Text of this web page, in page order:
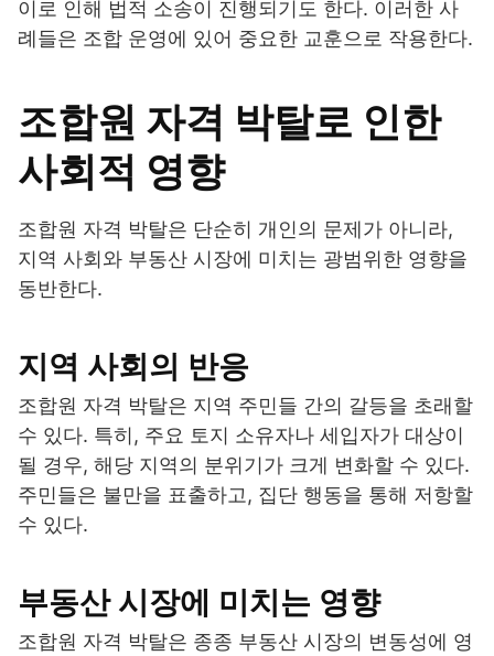
이로 인해 법적 소송이 진행되기도 한다. 이러한 사
례들은 조합 운영에 있어 중요한 교훈으로 작용한다.
조합원 자격 박탈로 인한
사회적 영향
조합원 자격 박탈은 단순히 개인의 문제가 아니라,
지역 사회와 부동산 시장에 미치는 광범위한 영향을
동반한다.
지역 사회의 반응
조합원 자격 박탈은 지역 주민들 간의 갈등을 초래할
수 있다. 특히, 주요 토지 소유자나 세입자가 대상이
될 경우, 해당 지역의 분위기가 크게 변화할 수 있다.
주민들은 불만을 표출하고, 집단 행동을 통해 저항할
수 있다.
부동산 시장에 미치는 영향
조합원 자격 박탈은 종종 부동산 시장의 변동성에 영